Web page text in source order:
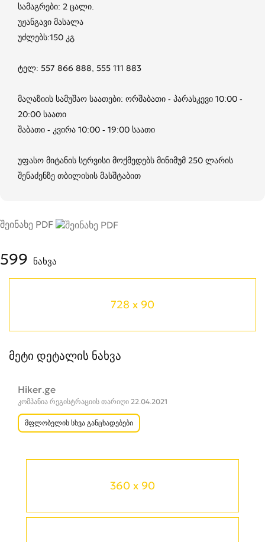
360 x 90
სამაგრები: 2 ცალი.
უჟანგავი მასალა
უძლებს:150 კგ
ტელ: 557 866 888, 555 111 883
მაღაზიის სამუშაო საათები: ორშაბათი - პარასკევი 10:00 -
20:00 საათი
შაბათი - კვირა 10:00 - 19:00 საათი
უფასო მიტანის სერვისი მოქმედებს მინიმუმ 250 ლარის
შენაძენზე თბილისის მასშტაბით
შეინახე PDF
599 ნახვა
728 x 90
მეტი დეტალის ნახვა
Hiker.ge
კომპანია რეგისტრაციის თარიღი 22.04.2021
მფლობელის სხვა განცხადებები